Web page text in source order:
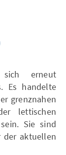
erneut
Es handelte
grenznahen
lettischen
Sie sind
der aktuellen